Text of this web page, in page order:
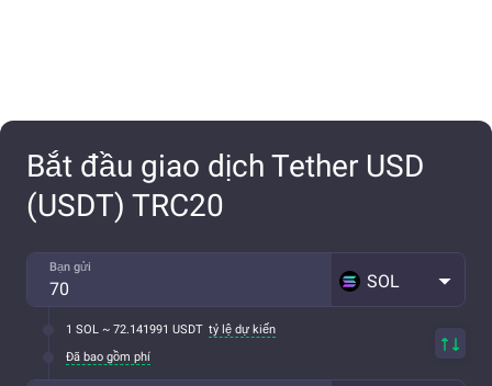
Bắt đầu giao dịch Tether USD
(USDT) TRC20
Bạn gửi
SOL
1 SOL ~ 72.141991 USDT tỷ lệ dự kiến
Đã bao gồm phí